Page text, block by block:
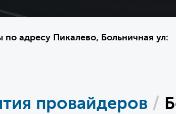
по адресу Пикалево, Больничная ул:
провайдеров /